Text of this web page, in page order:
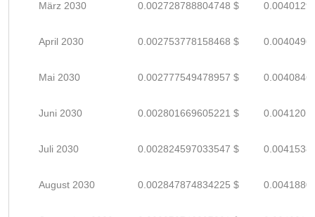
März 2030 0.002728788804748 $
April 2030 0.002753778158468 $
Mai 2030 0.002777549478957 $
Juni 2030 0.002801669605221 $
Juli 2030 0.002824597033547 $
August 2030 0.002847874834225 $